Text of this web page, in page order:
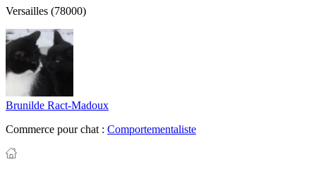
Versailles (78000)
Brunilde Ract-Madoux
Commerce pour chat : Comportementaliste